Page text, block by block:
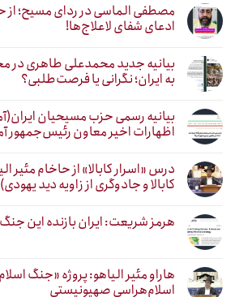
مصطفی الماسی در ردای مسیح؛ از
ادعای شفای لاعلاج‌ها!
بیانیه جدید محمدعلی طاهری در
به ایران؛ نگرانی یا فرصت‌طلبی؟
بیانیه رسمی حزب مسیحیان
اظهارات اخیر معاون رئیس‌جمهور
درس «اسرار کابالا» از حاخام مئیر
کابالا و جادوگری از زاویه دید یهودی)
هرمز شریعت: ایران بازنده این
هاراو مئیر الیاهو: پروژه «جنگ
اسلام‌هراسی صهیونیستی